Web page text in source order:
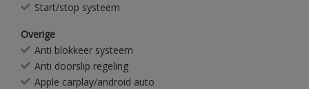
Start/stop systeem
Overige
Anti blokkeer systeem
Anti doorslip regeling
Apple carplay/android auto